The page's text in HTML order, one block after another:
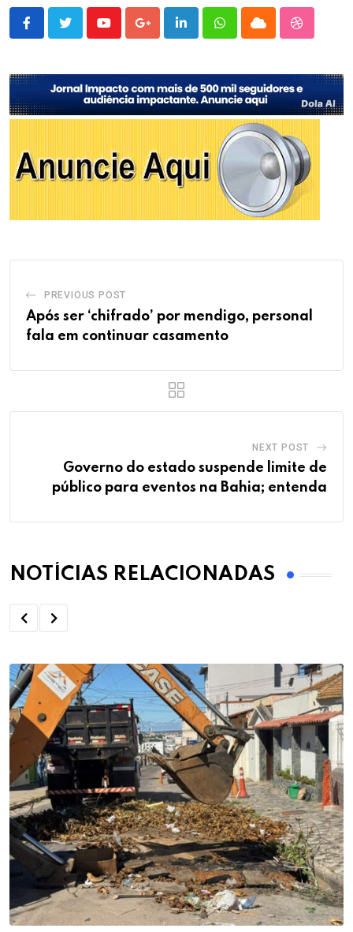
YoutubeGoogle+LinkedInWhatsappCloud
PREVIOUS POST
Após ser ‘chifrado’ por mendigo, personal
fala em continuar casamento
NEXT POST
Governo do estado suspende limite de
público para eventos na Bahia; entenda
NOTÍCIAS RELACIONADAS